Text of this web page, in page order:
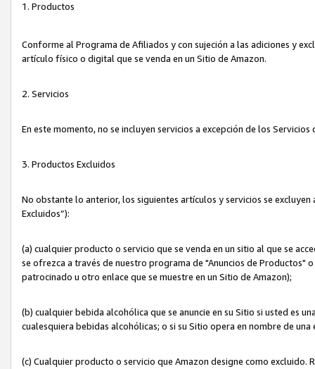
1. Productos
Conforme al Programa de Afiliados y con sujeción a las adiciones y
artículo físico o digital que se venda en un Sitio de Amazon.
2. Servicios
En este momento, no se incluyen servicios a excepción de los
3. Productos Excluidos
No obstante lo anterior, los siguientes artículos y servicios se
Excluidos”):
(a) cualquier producto o servicio que se venda en un sitio al que se
se ofrezca a través de nuestro programa de "Anuncios de Productos"
patrocinado u otro enlace que se muestre en un Sitio de Amazon);
(b) cualquier bebida alcohólica que se anuncie en su Sitio si usted es
cualesquiera bebidas alcohólicas; o si su Sitio opera en nombre de
(c) Cualquier producto o servicio que Amazon designe como excluido.